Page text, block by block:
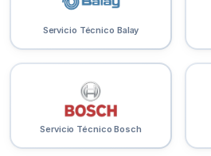
Servicio Técnico Balay
Servicio Técnico Bosch